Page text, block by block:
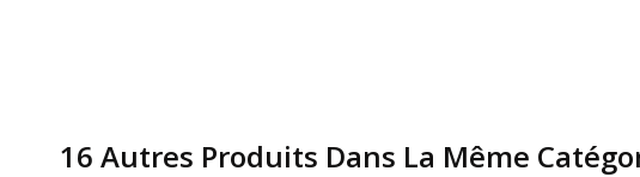
16 Autres Produits Dans La Même